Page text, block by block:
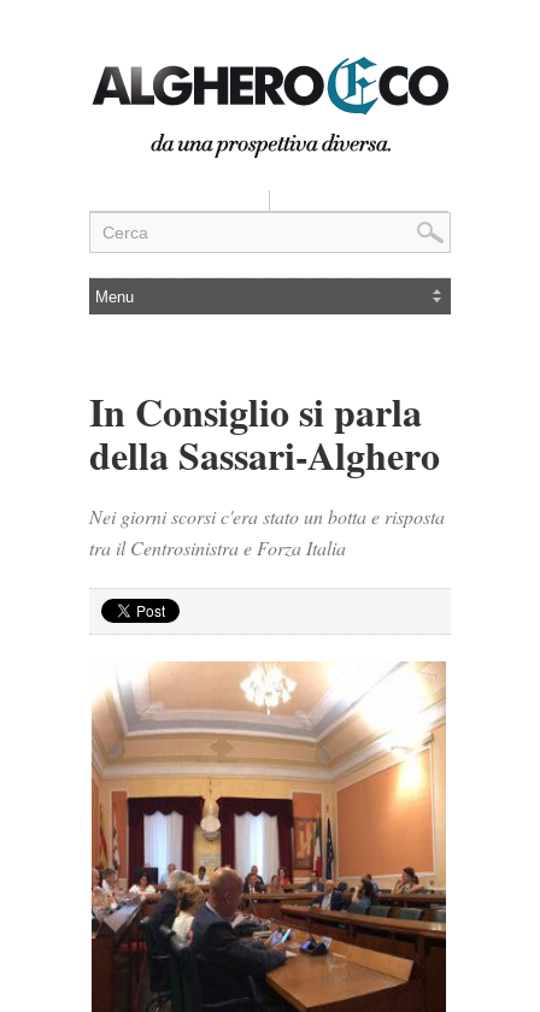
In Consiglio si parla
della Sassari-Alghero
Nei giorni scorsi c'era stato un botta e risposta
tra il Centrosinistra e Forza Italia